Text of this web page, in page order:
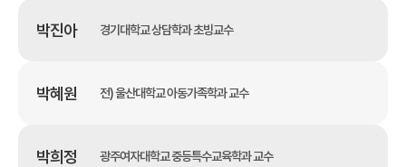
박진아 경기대학교 상담학과 초빙교수
박혜원 전) 울산대학교 아동가족학과 교수
박희정 광주여자대학교 중등특수교육학과 교수